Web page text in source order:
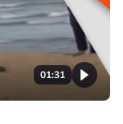
01:31